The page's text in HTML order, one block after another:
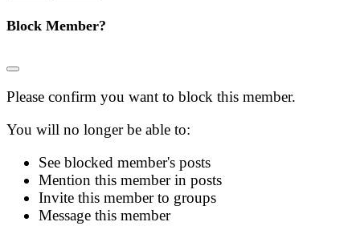
Block Member?
Please confirm you want to block this member.
You will no longer be able to:
See blocked member's posts
Mention this member in posts
Invite this member to groups
Message this member